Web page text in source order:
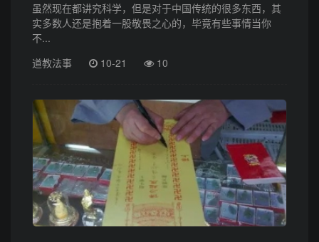
虽然现在都讲究科学，但是对于中国传统的很多东西，其
实多数人还是抱着一股敬畏之心的，毕竟有些事情当你
不...
道教法事
10-21 10